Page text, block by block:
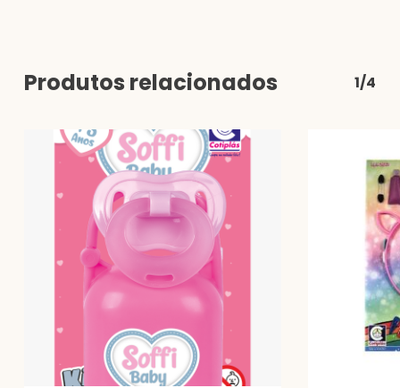
Produtos relacionados 1/4